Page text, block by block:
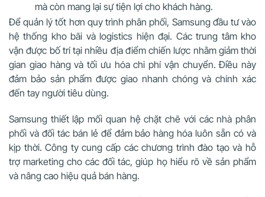
mà còn mang lại sự tiện lợi cho khách hàng.
Để quản lý tốt hơn quy trình phân phối, Samsung đầu tư vào
hệ thống kho bãi và logistics hiện đại. Các trung tâm kho
vận được bố trí tại nhiều địa điểm chiến lược nhằm giảm thời
gian giao hàng và tối ưu hóa chi phí vận chuyển. Điều này
đảm bảo sản phẩm được giao nhanh chóng và chính xác
đến tay người tiêu dùng.
Samsung thiết lập mối quan hệ chặt chẽ với các nhà phân
phối và đối tác bán lẻ để đảm bảo hàng hóa luôn sẵn có và
kịp thời. Công ty cung cấp các chương trình đào tạo và hỗ
trợ marketing cho các đối tác, giúp họ hiểu rõ về sản phẩm
và nâng cao hiệu quả bán hàng.